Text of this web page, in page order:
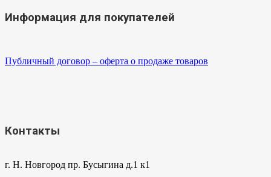
Информация для покупателей
Публичный договор – оферта о продаже товаров
Контакты
г. Н. Новгород пр. Бусыгина д.1 к1